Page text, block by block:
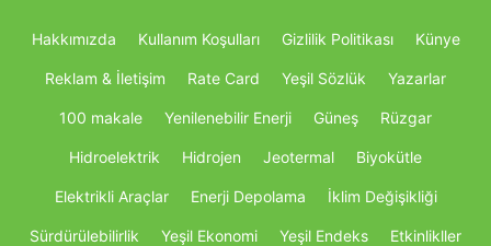
Hakkımızda Kullanım Koşulları Gizlilik Politikası Künye
Reklam & İletişim Rate Card Yeşil Sözlük Yazarlar
100 makale Yenilenebilir Enerji Güneş Rüzgar
Hidroelektrik Hidrojen Jeotermal Biyokütle
Elektrikli Araçlar Enerji Depolama İklim Değişikliği
Sürdürülebilirlik Yeşil Ekonomi Yeşil Endeks Etkinlikller